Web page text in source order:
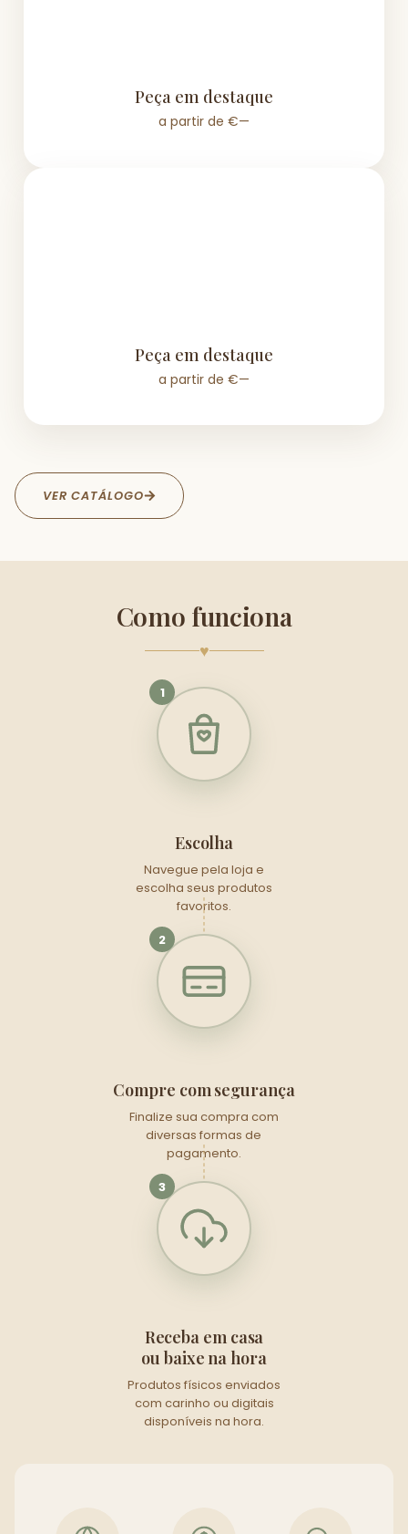
Peça em destaque
a partir de €—
Peça em destaque
a partir de €—
VER CATÁLOGO
Como funciona
♥
1
Escolha
Navegue pela loja e
escolha seus produtos
favoritos.
2
Compre com segurança
Finalize sua compra com
diversas formas de
pagamento.
3
Receba em casa
ou baixe na hora
Produtos físicos enviados
com carinho ou digitais
disponíveis na hora.